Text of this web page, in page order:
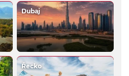
Dubaj
Řecko